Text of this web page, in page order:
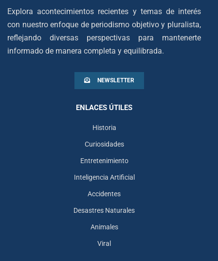
Explora acontecimientos recientes y temas de interés
con nuestro enfoque de periodismo objetivo y pluralista,
reflejando diversas perspectivas para mantenerte
informado de manera completa y equilibrada.
NEWSLETTER
ENLACES ÚTILES
Historia
Curiosidades
Entretenimiento
Inteligencia Artificial
Accidentes
Desastres Naturales
Animales
Viral